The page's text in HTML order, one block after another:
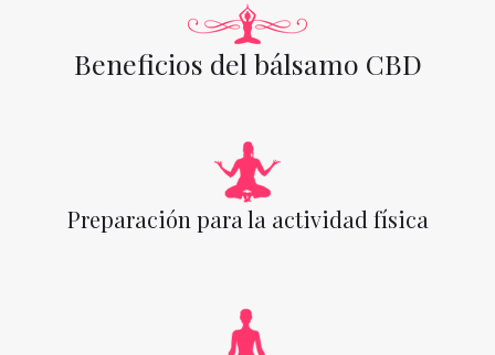
Beneficios del bálsamo CBD
Preparación para la actividad física